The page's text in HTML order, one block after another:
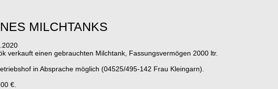
MILCHTANKS
verkauft einen gebrauchten Milchtank, Fassungsvermögen 2000 ltr.
in Absprache möglich (04525/495-142 Frau Kleingarn).
€.